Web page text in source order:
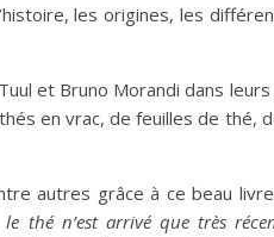
les origines, les
et Bruno Morandi dans
en vrac, de feuilles de thé,
autres grâce à ce beau
thé n’est arrivé que très